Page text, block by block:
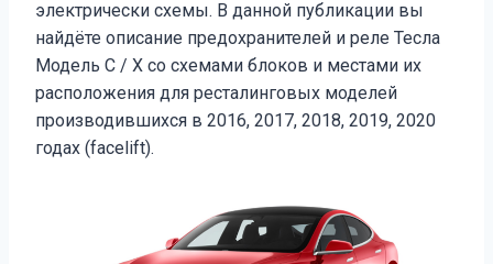
электрически схемы. В данной публикации вы
найдёте описание предохранителей и реле Тесла
Модель С / Х со схемами блоков и местами их
расположения для ресталинговых моделей
производившихся в 2016, 2017, 2018, 2019, 2020
годах (facelift).